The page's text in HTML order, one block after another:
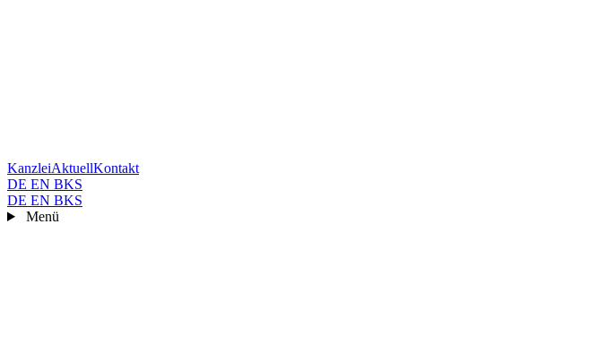
KanzleiAktuellKontakt
DE EN BKS
DE EN BKS
Menü